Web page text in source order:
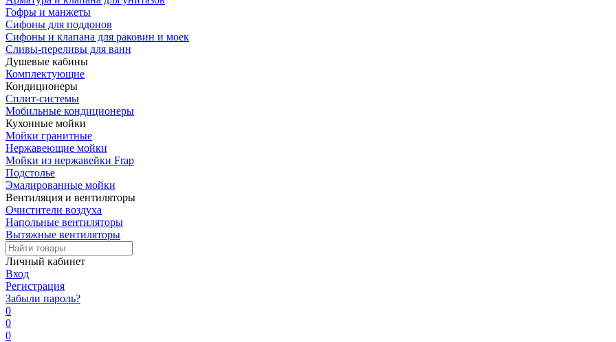
Гофры и манжеты
Сифоны для поддонов
Сифоны и клапана для раковин и моек
Сливы-переливы для ванн
Душевые кабины
Комплектующие
Кондиционеры
Сплит-системы
Мобильные кондиционеры
Кухонные мойки
Мойки гранитные
Нержавеющие мойки
Мойки из нержавейки Frap
Подстолье
Эмалированные мойки
Вентиляция и вентиляторы
Очистители воздуха
Напольные вентиляторы
Вытяжные вентиляторы
Личный кабинет
Вход
Регистрация
Забыли пароль?
0
0
0